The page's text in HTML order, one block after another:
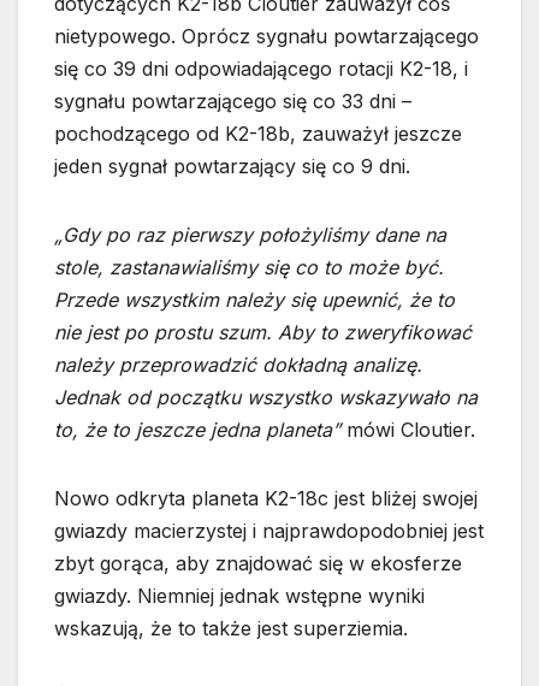
nietypowego. Oprócz sygnału powtarzającego
się co 39 dni odpowiadającego rotacji K2-18, i
sygnału powtarzającego się co 33 dni –
pochodzącego od K2-18b, zauważył jeszcze
jeden sygnał powtarzający się co 9 dni.
„Gdy po raz pierwszy położyliśmy dane na
stole, zastanawialiśmy się co to może być.
Przede wszystkim należy się upewnić, że to
nie jest po prostu szum. Aby to zweryfikować
należy przeprowadzić dokładną analizę.
Jednak od początku wszystko wskazywało na
to, że to jeszcze jedna planeta”mówi Cloutier.
Nowo odkryta planeta K2-18c jest bliżej swojej
gwiazdy macierzystej i najprawdopodobniej jest
zbyt gorąca, aby znajdować się w ekosferze
gwiazdy. Niemniej jednak wstępne wyniki
wskazują, że to także jest superziemia.